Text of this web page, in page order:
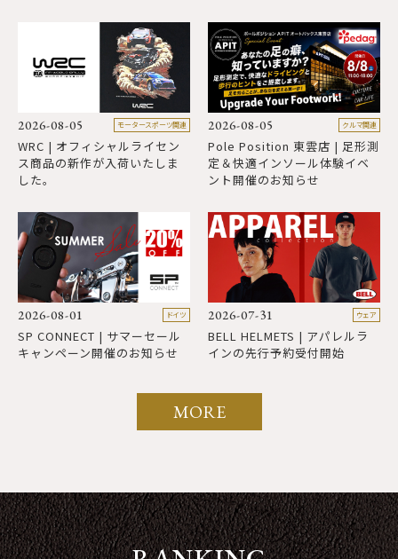
2026-08-05 モータースポーツ関連
WRC | オフィシャルライセン
ス商品の新作が入荷いたしま
した。
2026-08-05 クルマ関連
Pole Position 東雲店 | 足形測
定＆快適インソール体験イベ
ント開催のお知らせ
2026-08-01 ドイツ
SP CONNECT | サマーセール
キャンペーン開催のお知らせ
2026-07-31 ウェア
BELL HELMETS | アパレルラ
インの先行予約受付開始
MORE